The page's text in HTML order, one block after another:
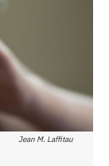
Jean M. Laffitau